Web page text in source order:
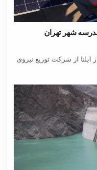
ایلنا از شرکت توزیع نیروی